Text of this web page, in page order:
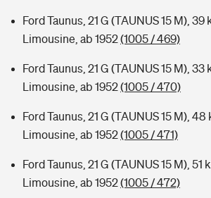
Ford Taunus, 21 G (TAUNUS 15 M), 39
Limousine, ab 1952(1005 / 469)
Ford Taunus, 21 G (TAUNUS 15 M), 33
Limousine, ab 1952(1005 / 470)
Ford Taunus, 21 G (TAUNUS 15 M), 48
Limousine, ab 1952(1005 / 471)
Ford Taunus, 21 G (TAUNUS 15 M), 51
Limousine, ab 1952(1005 / 472)